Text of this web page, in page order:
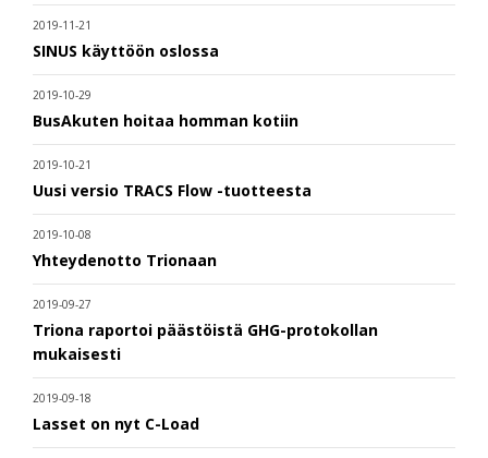
2019-11-21
SINUS käyttöön oslossa
2019-10-29
BusAkuten hoitaa homman kotiin
2019-10-21
Uusi versio TRACS Flow -tuotteesta
2019-10-08
Yhteydenotto Trionaan
2019-09-27
Triona raportoi päästöistä GHG-protokollan
mukaisesti
2019-09-18
Lasset on nyt C-Load